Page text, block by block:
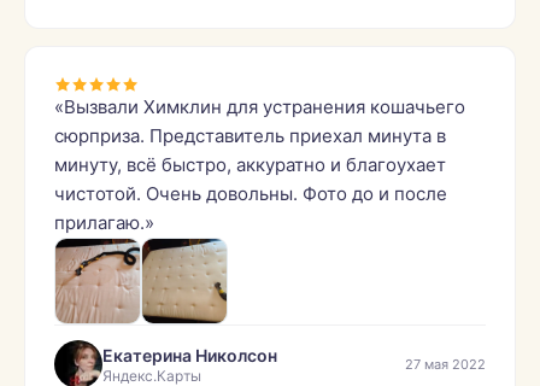
«Вызвали Химклин для устранения кошачьего
сюрприза. Представитель приехал минута в
минуту, всё быстро, аккуратно и благоухает
чистотой. Очень довольны. Фото до и после
прилагаю.»
Екатерина Николсон
Яндекс.Карты
27 мая 2022